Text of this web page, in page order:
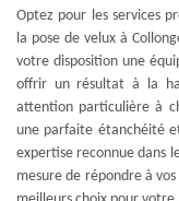
Optez pour les services
la pose de velux à
votre disposition une
offrir un résultat à la
attention particulière à
une parfaite étanchéité
expertise reconnue dans
mesure de répondre à